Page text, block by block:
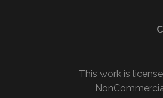
This work is